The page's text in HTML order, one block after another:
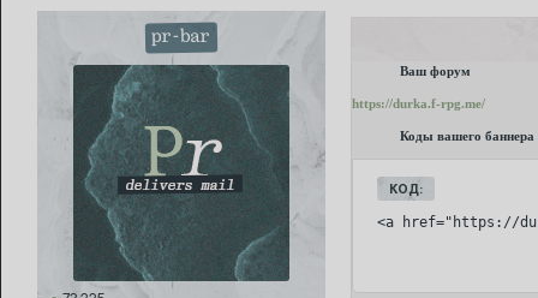
pr-bar
Ваш форум
https://durka.f-rpg.me/
Коды вашего баннера
КОД:
<a href="https://